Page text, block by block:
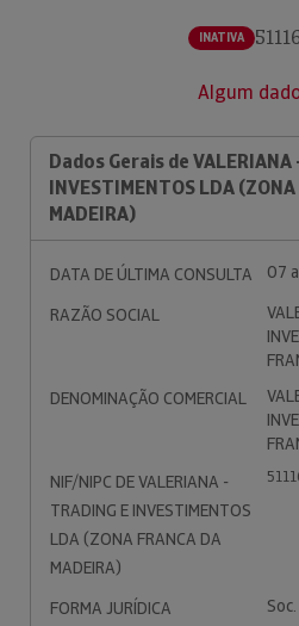
INATIVA
Algum
Dados Gerais de VALERIANA
INVESTIMENTOS LDA (ZONA
MADEIRA)
DATA DE ÚLTIMA CONSULTA
07
RAZÃO SOCIAL
DENOMINAÇÃO COMERCIAL
NIF/NIPC DE VALERIANA -
TRADING E INVESTIMENTOS
LDA (ZONA FRANCA DA
MADEIRA)
FORMA JURÍDICA